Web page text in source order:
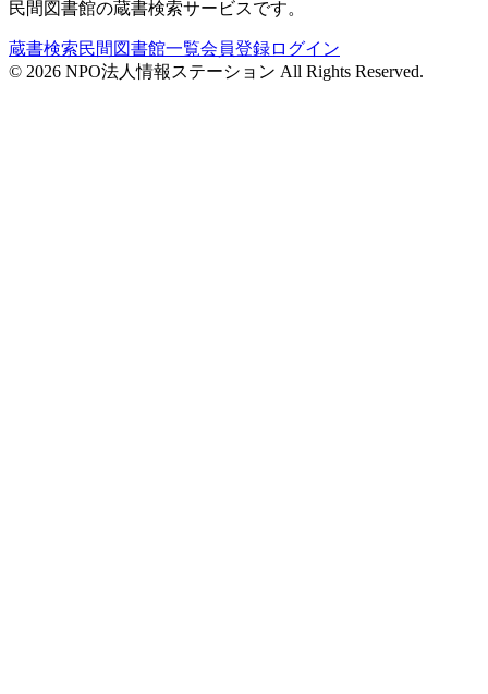
民間図書館の蔵書検索サービスです。
蔵書検索民間図書館一覧会員登録ログイン
© 2026 NPO法人情報ステーション All Rights Reserved.